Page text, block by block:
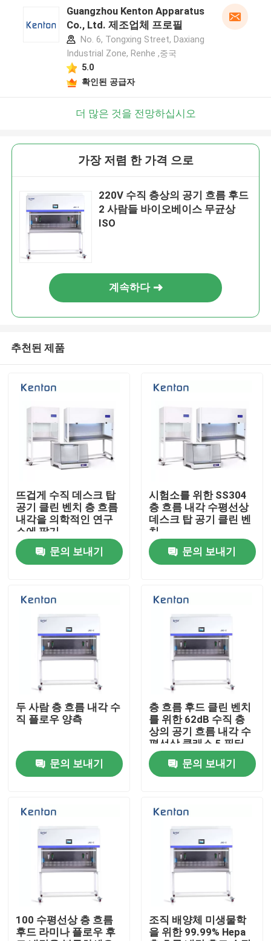
제품 소개
항온 배양기
냉각 인큐베이터
온도 습도 챔버
내후성 챔버
Guangzhou Kenton Apparatus
Co., Ltd. 제조업체 프로필
No. 6, Tongxing Street, Daxiang
Industrial Zone, Renhe ,중국
5.0
확인된 공급자
더 많은 것을 전망하십시오
가장 저렴 한 가격 으로
220V 수직 층상의 공기 흐름 후드
2 사람들 바이오베이스 무균상
ISO
계속하다
추천된 제품
뜨겁게 수직 데스크 탑
공기 클린 벤치 층 흐름
내각을 의학적인 연구
소에 팔기
문의 보내기
시험소를 위한 SS304
층 흐름 내각 수평선상
데스크 탑 공기 클린 벤
치
문의 보내기
두 사람 층 흐름 내각 수
직 플로우 양측
문의 보내기
층 흐름 후드 클린 벤치
를 위한 62dB 수직 층
상의 공기 흐름 내각 수
평선상 클래스 5 필터
문의 보내기
100 수평선상 층 흐름
후드 라미나 플로우 후
조직 배양체 미생물학
을 위한 99.99% Hepa